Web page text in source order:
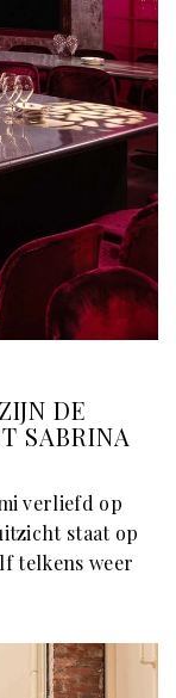
DE
SABRINA
verliefd op
staat op
telkens weer